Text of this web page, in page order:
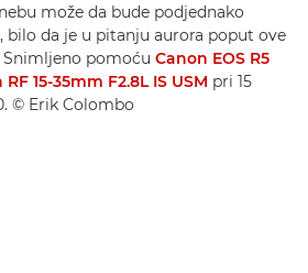
može da bude podjednako
bilo da je u pitanju aurora poput ove
pomoću Canon EOS R5
15-35mm F2.8L IS USM pri 15
© Erik Colombo